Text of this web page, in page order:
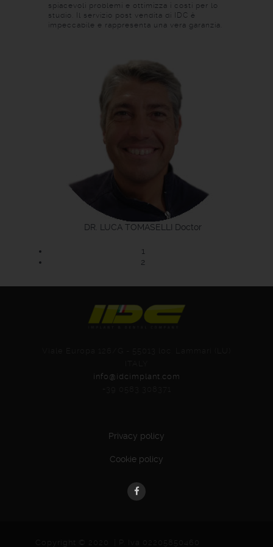
spiacevoli problemi e ottimizza i costi per lo
studio. Il servizio post vendita di IDC è
impeccabile e rappresenta una vera garanzia.
DR. LUCA TOMASELLI Doctor
1
2
info@idcimplant.com
Privacy policy
Cookie policy